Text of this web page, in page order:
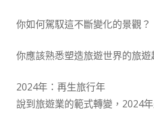
你如何駕馭這不斷變化的景觀？
你應該熟悉塑造旅遊世界的旅遊
2024年：再生旅行年
說到旅遊業的範式轉變，2024